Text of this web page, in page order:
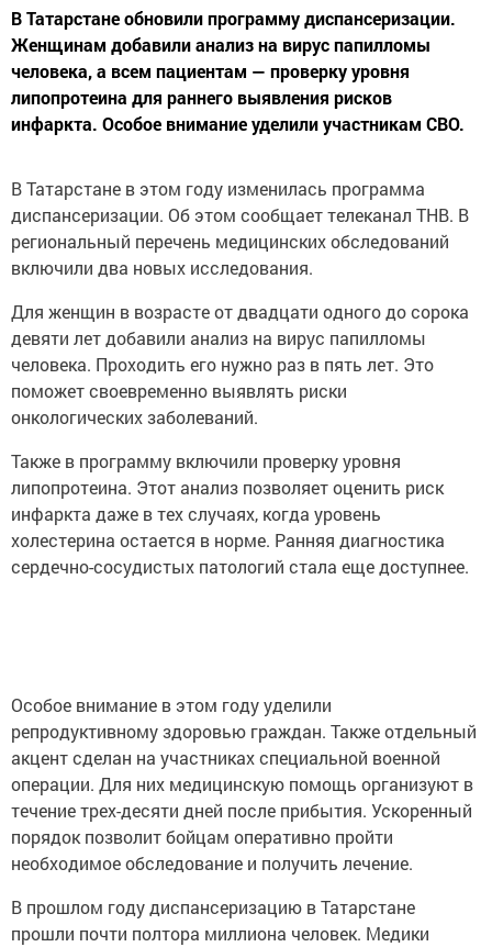
В Татарстане обновили программу диспансеризации.
Женщинам добавили анализ на вирус папилломы
человека, а всем пациентам — проверку уровня
липопротеина для раннего выявления рисков
инфаркта. Особое внимание уделили участникам СВО.
В Татарстане в этом году изменилась программа
диспансеризации. Об этом сообщает телеканал ТНВ. В
региональный перечень медицинских обследований
включили два новых исследования.
Для женщин в возрасте от двадцати одного до сорока
девяти лет добавили анализ на вирус папилломы
человека. Проходить его нужно раз в пять лет. Это
поможет своевременно выявлять риски
онкологических заболеваний.
Также в программу включили проверку уровня
липопротеина. Этот анализ позволяет оценить риск
инфаркта даже в тех случаях, когда уровень
холестерина остается в норме. Ранняя диагностика
сердечно-сосудистых патологий стала еще доступнее.
Особое внимание в этом году уделили
репродуктивному здоровью граждан. Также отдельный
акцент сделан на участниках специальной военной
операции. Для них медицинскую помощь организуют в
течение трех-десяти дней после прибытия. Ускоренный
порядок позволит бойцам оперативно пройти
необходимое обследование и получить лечение.
В прошлом году диспансеризацию в Татарстане
прошли почти полтора миллиона человек. Медики